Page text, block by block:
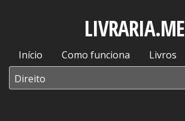
LIVRARIA.ME
Início Como funciona Livros